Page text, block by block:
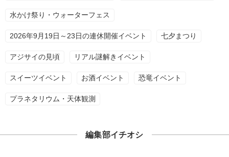
水かけ祭り・ウォーターフェス
2026年9月19日～23日の連休開催イベント 七夕まつり
アジサイの見頃 リアル謎解きイベント
スイーツイベント お酒イベント 恐竜イベント
プラネタリウム・天体観測
編集部イチオシ